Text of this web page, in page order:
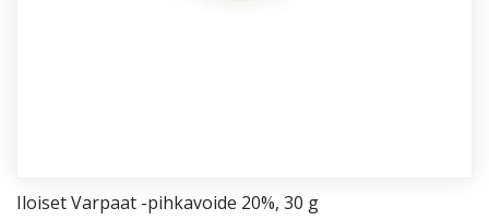
Iloi­set Var­paat -pih­ka­voi­de 20%, 30 g